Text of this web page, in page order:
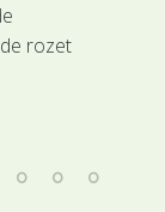
rozet
een aar,